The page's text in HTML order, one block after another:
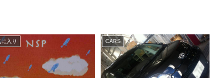
に入り CARS